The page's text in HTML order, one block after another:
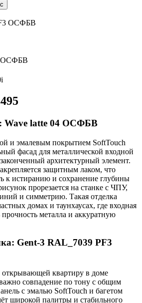
ОСФБВ
Wave latte 04 ОСФБВ
и эмалевым покрытием SoftTouch
фасад для металлической входной
архитектурный элемент.
защитным лаком, что
к истиранию и сохранение глубины
прорезается на станке с ЧПУ,
и симметрию. Такая отделка
домах и таунхаусах, где входная
прочность металла и аккуратную
Gent-3 RAL_7039 PF3
квартиру в доме
совпадение по тону с общим
с эмалью SoftTouch и багетом
широкой палитры и стабильного